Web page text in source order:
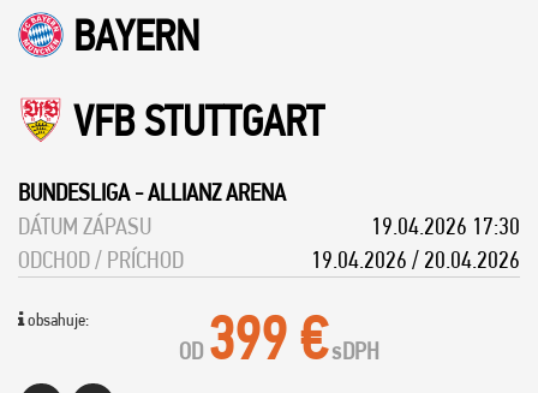
BAYERN
VFB STUTTGART
BUNDESLIGA-ALLIANZ ARENA
DÁTUM ZÁPASU
19.04.2026 17:30
ODCHOD / PRÍCHOD
19.04.2026 / 20.04.2026
obsahuje:
OD 399 €sDPH